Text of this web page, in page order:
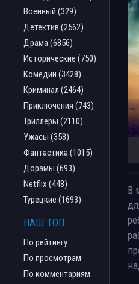
В
Военный (329)
Детектив (2562)
Драма (6856)
Исторические (750)
Комедии (3428)
Криминал (2464)
Приключения (743)
Триллеры (2110)
Ужасы (358)
Фантастика (1015)
Дорамы (693)
Netflix (448)
Турецкие (1693)
НАШ ТОП
По рейтингу
По просмотрам
По комментариям